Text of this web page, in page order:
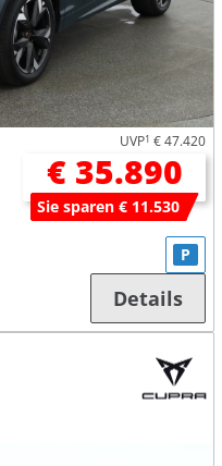
UVP1 € 47.420
€ 35.890
Sie sparen € 11.530
P
Details